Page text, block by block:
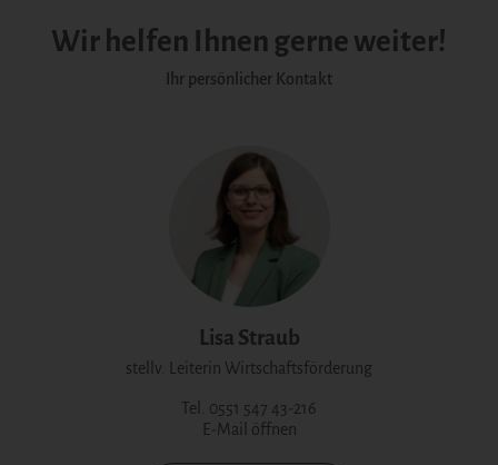
Wir helfen Ihnen gerne weiter!
Ihr persönlicher Kontakt
Lisa Straub
stellv. Leiterin Wirtschaftsförderung
Tel. 0551 547 43-216
E-Mail öffnen